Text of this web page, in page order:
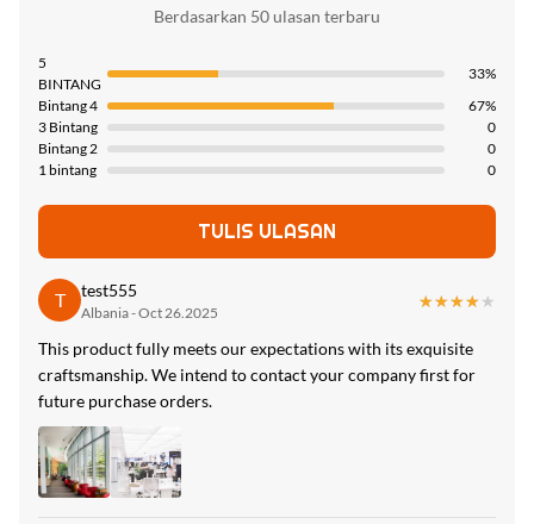
Product Name:
Panel dinding dekorasi interior
Packing:
Palet, kemasan karton
High Light:
zhuokang 8.5mm wpc dinding bergelombang
8.5mm wpc dinding bergelombang zhuokang
Kapasitas pasokan:
6000 meter per hari
Berdasarkan 50 ulasan terbaru
5
BINTANG
33%
Bintang 4
67%
3 Bintang
0
Bintang 2
0
1 bintang
0
TULIS ULASAN
T test555
Albania - Oct 26.2025
★★★★★
★★★★★
This product fully meets our expectations with its exquisite
craftsmanship. We intend to contact your company first for
future purchase orders.